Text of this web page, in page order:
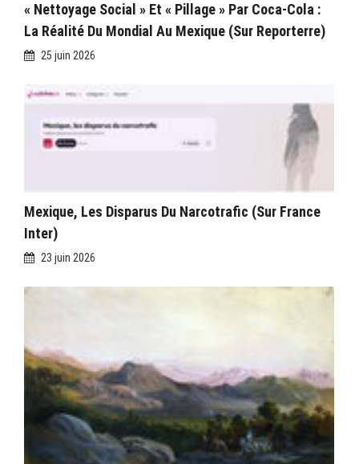
« Nettoyage Social » Et « Pillage » Par Coca-Cola :
La Réalité Du Mondial Au Mexique (sur Reporterre)
25 juin 2026
Mexique, Les Disparus Du Narcotrafic (sur France
Inter)
23 juin 2026